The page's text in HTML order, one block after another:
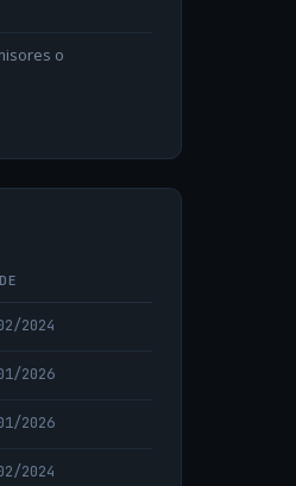
o
2024
2026
2026
2024